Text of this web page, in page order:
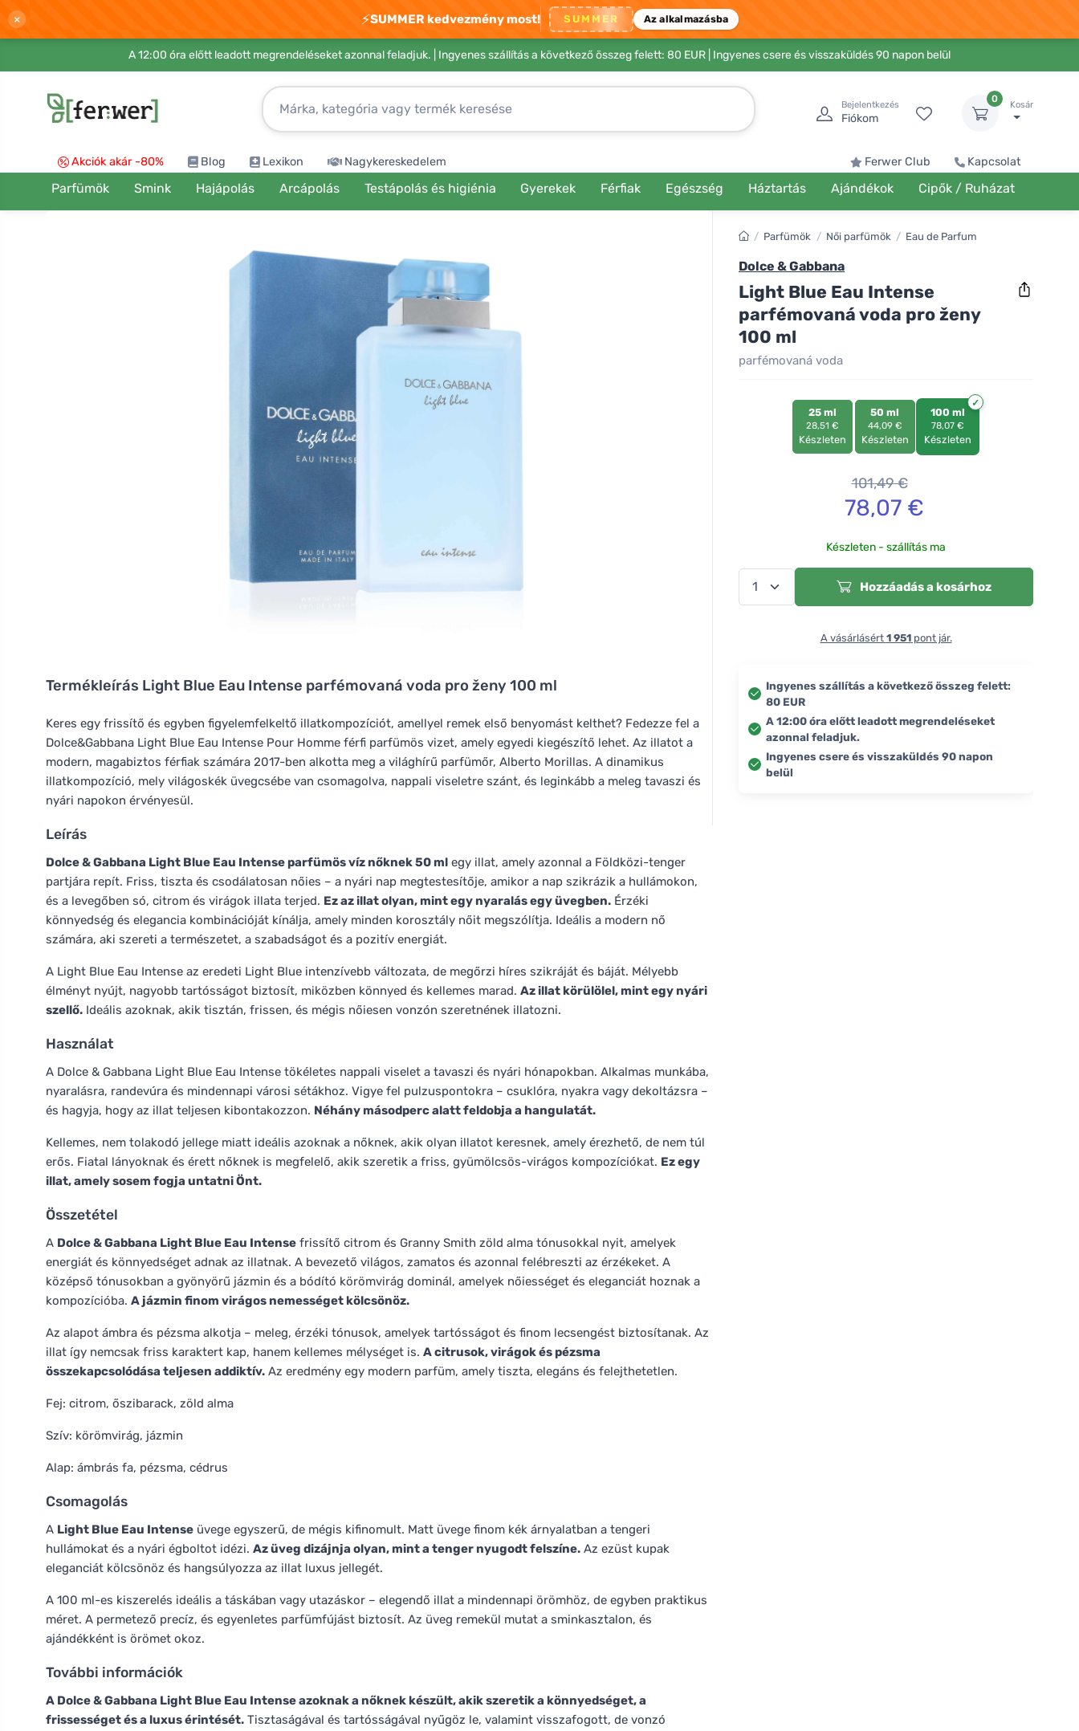
× ⚡SUMMER kedvezmény most! SUMMER Az alkalmazásba
A 12:00 óra előtt leadott megrendeléseket azonnal feladjuk. | Ingyenes szállítás a következő összeg felett: 80 EUR | Ingyenes csere és visszaküldés 90 napon belül
Bejelentkezés
Fiókom
0
Kosár
Akciók akár -80% Blog Lexikon Nagykereskedelem Ferwer Club Kapcsolat
Parfümök Smink Hajápolás Arcápolás Testápolás és higiénia Gyerekek Férfiak Egészség Háztartás Ajándékok Cipők / Ruházat
Termékleírás Light Blue Eau Intense parfémovaná voda pro ženy 100 ml
Keres egy frissítő és egyben figyelemfelkeltő illatkompozíciót, amellyel remek első benyomást kelthet? Fedezze fel a
Dolce&Gabbana Light Blue Eau Intense Pour Homme férfi parfümös vizet, amely egyedi kiegészítő lehet. Az illatot a
modern, magabiztos férfiak számára 2017-ben alkotta meg a világhírű parfümőr, Alberto Morillas. A dinamikus
illatkompozíció, mely világoskék üvegcsébe van csomagolva, nappali viseletre szánt, és leginkább a meleg tavaszi és
nyári napokon érvényesül.
Leírás
Dolce & Gabbana Light Blue Eau Intense parfümös víz nőknek 50 ml egy illat, amely azonnal a Földközi-tenger
partjára repít. Friss, tiszta és csodálatosan nőies – a nyári nap megtestesítője, amikor a nap szikrázik a hullámokon,
és a levegőben só, citrom és virágok illata terjed. Ez az illat olyan, mint egy nyaralás egy üvegben. Érzéki
könnyedség és elegancia kombinációját kínálja, amely minden korosztály nőit megszólítja. Ideális a modern nő
számára, aki szereti a természetet, a szabadságot és a pozitív energiát.
A Light Blue Eau Intense az eredeti Light Blue intenzívebb változata, de megőrzi híres szikráját és báját. Mélyebb
élményt nyújt, nagyobb tartósságot biztosít, miközben könnyed és kellemes marad. Az illat körülölel, mint egy nyári
szellő. Ideális azoknak, akik tisztán, frissen, és mégis nőiesen vonzón szeretnének illatozni.
Használat
A Dolce & Gabbana Light Blue Eau Intense tökéletes nappali viselet a tavaszi és nyári hónapokban. Alkalmas munkába,
nyaralásra, randevúra és mindennapi városi sétákhoz. Vigye fel pulzuspontokra – csuklóra, nyakra vagy dekoltázsra –
és hagyja, hogy az illat teljesen kibontakozzon. Néhány másodperc alatt feldobja a hangulatát.
Kellemes, nem tolakodó jellege miatt ideális azoknak a nőknek, akik olyan illatot keresnek, amely érezhető, de nem túl
erős. Fiatal lányoknak és érett nőknek is megfelelő, akik szeretik a friss, gyümölcsös-virágos kompozíciókat. Ez egy
illat, amely sosem fogja untatni Önt.
Összetétel
A Dolce & Gabbana Light Blue Eau Intense frissítő citrom és Granny Smith zöld alma tónusokkal nyit, amelyek
energiát és könnyedséget adnak az illatnak. A bevezető világos, zamatos és azonnal felébreszti az érzékeket. A
középső tónusokban a gyönyörű jázmin és a bódító körömvirág dominál, amelyek nőiességet és eleganciát hoznak a
kompozícióba. A jázmin finom virágos nemességet kölcsönöz.
Az alapot ámbra és pézsma alkotja – meleg, érzéki tónusok, amelyek tartósságot és finom lecsengést biztosítanak. Az
illat így nemcsak friss karaktert kap, hanem kellemes mélységet is. A citrusok, virágok és pézsma
összekapcsolódása teljesen addiktív. Az eredmény egy modern parfüm, amely tiszta, elegáns és felejthetetlen.
Fej: citrom, őszibarack, zöld alma
Szív: körömvirág, jázmin
Alap: ámbrás fa, pézsma, cédrus
Csomagolás
A Light Blue Eau Intense üvege egyszerű, de mégis kifinomult. Matt üvege finom kék árnyalatban a tengeri
hullámokat és a nyári égboltot idézi. Az üveg dizájnja olyan, mint a tenger nyugodt felszíne. Az ezüst kupak
eleganciát kölcsönöz és hangsúlyozza az illat luxus jellegét.
A 100 ml-es kiszerelés ideális a táskában vagy utazáskor – elegendő illat a mindennapi örömhöz, de egyben praktikus
méret. A permetező precíz, és egyenletes parfümfújást biztosít. Az üveg remekül mutat a sminkasztalon, és
ajándékként is örömet okoz.
További információk
A Dolce & Gabbana Light Blue Eau Intense azoknak a nőknek készült, akik szeretik a könnyedséget, a
frissességet és a luxus érintését. Tisztaságával és tartósságával nyűgöz le, valamint visszafogott, de vonzó
/ Parfümök / Női parfümök / Eau de Parfum
Dolce & Gabbana
Light Blue Eau Intense
parfémovaná voda pro ženy
100 ml
parfémovaná voda
25 ml
28,51 €
Készleten
50 ml
44,09 €
Készleten
100 ml
78,07 €
Készleten
101,49€
78,07 €
Készleten - szállítás ma
Hozzáadás a kosárhoz
A vásárlásért 1 951pont jár.
Ingyenes szállítás a következő összeg felett:
80 EUR
A 12:00 óra előtt leadott megrendeléseket
azonnal feladjuk.
Ingyenes csere és visszaküldés 90 napon
belül